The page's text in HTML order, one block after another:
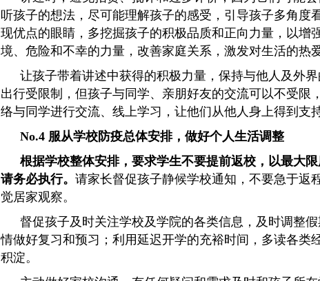
听孩子的想法，尽可能理解孩子的感受，引导孩子多角度
现优点的眼睛，多挖掘孩子的积极品质和正向力量，以增
境、危险和不幸的力量，改善家庭关系，激发对生活的热
让孩子带着讲述中获得的积极力量，保持与他人及外
出行受限制，但孩子与同学、亲朋好友的交流可以不受限
络与同学进行交流、线上学习，让他们从他人身上得到支
No.4 服从学校防疫总体安排，做好个人生活调整
根据学校整体安排，要求学生不要提前返校，以最大
请务必执行。 请家长督促孩子静候学校通知，不要急于返
觉居家观察。
督促孩子及时关注学校及学院的各类信息，及时调整
情做好复习和预习；利用延迟开学的充裕时间，多读各类
积淀。